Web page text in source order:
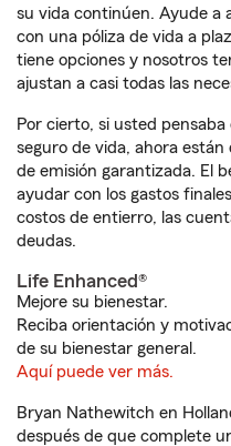
su vida continúen. Ayude a
con una póliza de vida a
tiene opciones y nosotros
ajustan a casi todas las
Por cierto, si usted
seguro de vida, ahora
de emisión garantizada. El
ayudar con los gastos
costos de entierro, las
deudas.
Life Enhanced®
Mejore su bienestar.
Reciba orientación y
de su bienestar general.
Aquí puede ver más.
Bryan Nathewitch en
después de que complete